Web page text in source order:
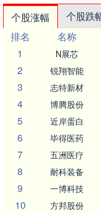
个股涨幅 个股跌
排名
名称
1
N展芯
2 锐翔智能
3 志特新材
4 博腾股份
5 近岸蛋白
6 毕得医药
7 五洲医疗
8 耐科装备
9 一博科技
10 方邦股份